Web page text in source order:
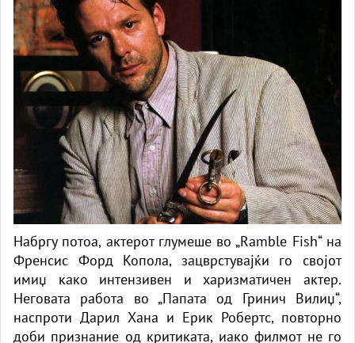
Набргу потоа, актерот глумеше во „Ramble Fish“ на
Френсис Форд Копола, зацврстувајќи го својот
имиџ како интензивен и харизматичен актер.
Неговата работа во „Папата од Гринич Вилиџ“,
наспроти Дарил Хана и Ерик Робертс, повторно
доби признание од критиката, иако филмот не го